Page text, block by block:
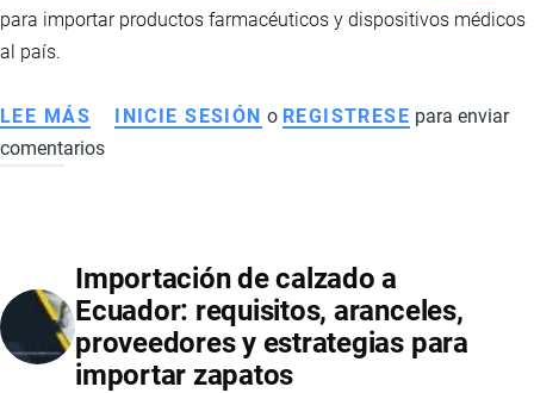
para importar productos farmacéuticos y dispositivos médicos
al país.
LEE MÁS SOBRE
IMPORTACIÓN
INSUMOS
MÉDICOS
EN
ECUADOR:
INICIE SESIÓN o REGISTRESE para enviar
comentarios
Importación de calzado a
Ecuador: requisitos, aranceles,
proveedores y estrategias para
importar zapatos